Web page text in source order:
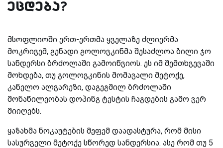
ეცდება?
მსოფლიოში ერთ-ერთმა ყველაზე ძლიერმა
მოკრივემ, გენადი გოლოვკინმა შესაძლოა ბილი ჯო
სანდერსი ბრძოლაში გამოიწვიოს. ეს იმ შემთხვევაში
მოხდება, თუ გოლოვკინის მომავალი მეტოქე,
კანელო ალვარეზი, დაგეგმილ ბრძოლაში
მონაწილეობას დოპინგ ტესტის ჩაგდების გამო ვერ
მიიღებს.
ყაზახმა ნოკაუტების მეფემ დაადასტურა, რომ მისი
სასურველი მეტოქე სწორედ სანდერსია. ასე რომ თუ 5